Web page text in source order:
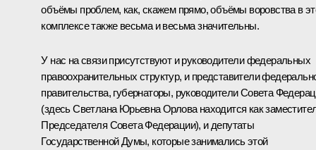
объёмы проблем, как, скажем прямо, объёмы воровства в
комплексе также весьма и весьма значительны.
У нас на связи присутствуют и руководители федеральных
правоохранительных структур, и представители
правительства, губернаторы, руководители Совета
(здесь Светлана Юрьевна Орлова находится как
Председателя Совета Федерации), и депутаты
Государственной Думы, которые занимались этой